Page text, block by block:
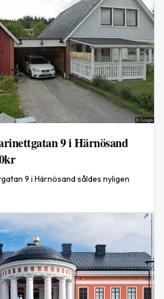
9 i Härnösand
9 i Härnösand såldes nyligen